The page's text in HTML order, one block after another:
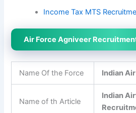
Income Tax MTS
Air Force Agniveer
Name Of the Force Indian
Name of th Article
Indian